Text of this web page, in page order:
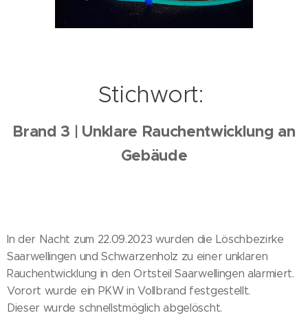
Stichwort:
Brand 3 | Unklare Rauchentwicklung an
Gebäude
In der Nacht zum 22.09.2023 wurden die Löschbezirke
Saarwellingen und Schwarzenholz zu einer unklaren
Rauchentwicklung in den Ortsteil Saarwellingen alarmiert.
Vorort wurde ein PKW in Vollbrand festgestellt.
Dieser wurde schnellstmöglich abgelöscht.